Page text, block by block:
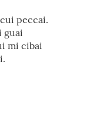
peccai.
guai
mi cibai